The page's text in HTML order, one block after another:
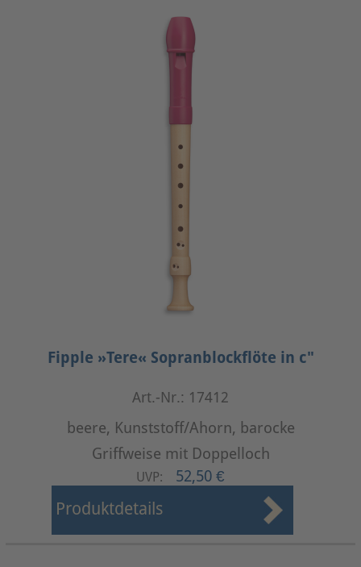
Fipple »Tere« Sopranblockflöte in c"
Art.-Nr.: 17412
beere, Kunststoff/Ahorn, barocke
Griffweise mit Doppelloch
UVP: 52,50 €
Produktdetails